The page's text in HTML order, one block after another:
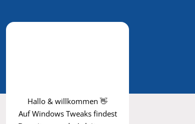
Hallo & willkommen 👋
Auf Windows Tweaks findest